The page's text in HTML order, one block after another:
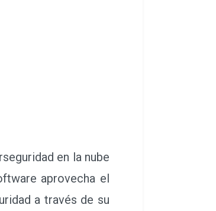
en la nube
aprovecha el
a través de su